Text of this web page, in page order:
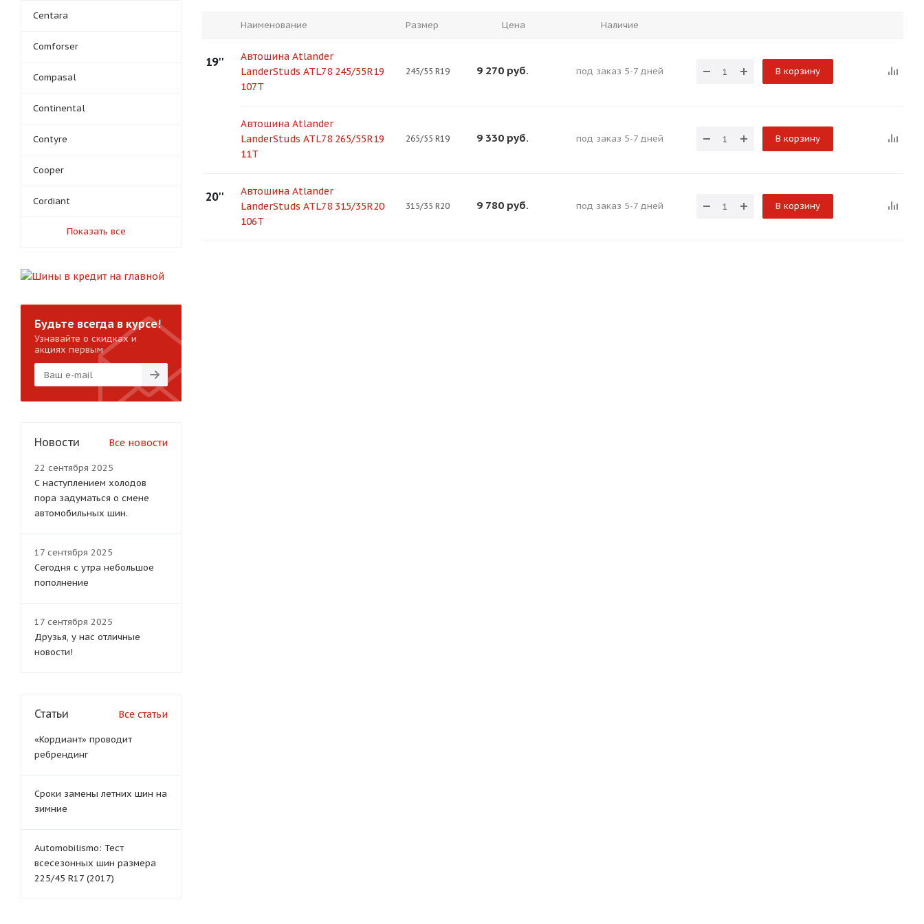
Наименование Размер Цена Наличие
19''
Автошина Atlander
LanderStuds ATL78 245/55R19
107T
245/55 R19 9 270 руб. под заказ 5-7 дней В корзину
Автошина Atlander
LanderStuds ATL78 265/55R19
11T
265/55 R19 9 330 руб. под заказ 5-7 дней В корзину
20''
Автошина Atlander
LanderStuds ATL78 315/35R20
106T
315/35 R20 9 780 руб. под заказ 5-7 дней В корзину
Centara
Comforser
Compasal
Continental
Contyre
Cooper
Cordiant
Показать все
Будьте всегда в курсе!
Узнавайте о скидках и
акциях первым
Новости Все новости
22 сентября 2025
С наступлением холодов
пора задуматься о смене
автомобильных шин.
17 сентября 2025
Сегодня с утра небольшое
пополнение
17 сентября 2025
Друзья, у нас отличные
новости!
Статьи Все статьи
«Кордиант» проводит
ребрендинг
Сроки замены летних шин на
зимние
Automobilismo: Тест
всесезонных шин размера
225/45 R17 (2017)
Оставшиеся75
списываться
недели Остались вопросы?